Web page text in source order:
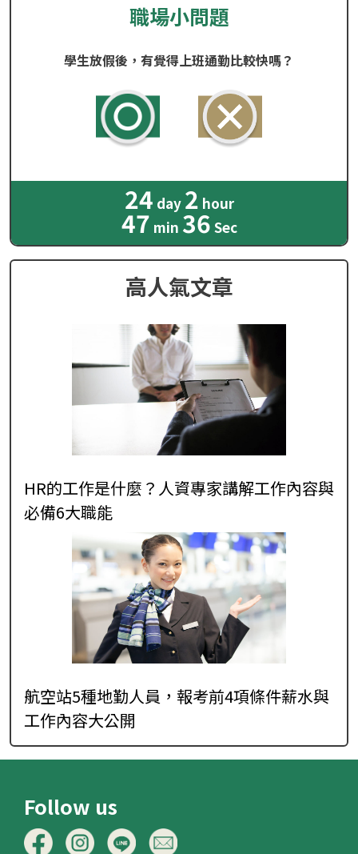
職場小問題
學生放假後，有覺得上班通勤比較快嗎？
24 day 2 hour
47 min 34 Sec
高人氣文章
HR的工作是什麼？人資專家講解工作內容與
必備6大職能
航空站5種地勤人員，報考前4項條件薪水與
工作內容大公開
Follow us